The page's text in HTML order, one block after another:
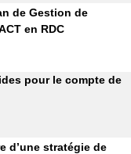
de Gestion de
en RDC
pour le compte de
d’une stratégie de